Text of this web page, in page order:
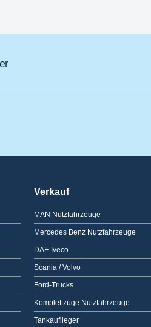
Verkauf
MAN Nutzfahrzeuge
Mercedes Benz Nutzfahrzeuge
DAF-Iveco
Scania / Volvo
Ford-Trucks
Komplettzüge Nutzfahrzeuge
Tankauflieger